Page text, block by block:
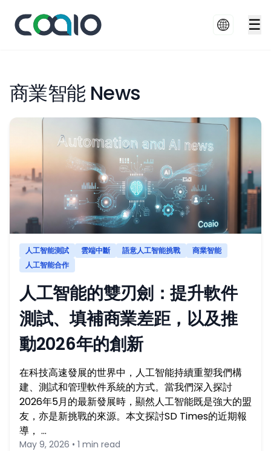
☰
商業智能 News
人工智能測試 雲端中斷 語意人工智能挑戰
商業智能
人工智能合作
人工智能的雙刃劍：提升軟件
測試、填補商業差距，以及推
動2026年的創新
在科技高速發展的世界中，人工智能持續重塑我們構
建、測試和管理軟件系統的方式。當我們深入探討
2026年5月的最新發展時，顯然人工智能既是強大的盟
友，亦是新挑戰的來源。本文探討SD Times的近期報
導， …
May 9, 2026 • 1 min read